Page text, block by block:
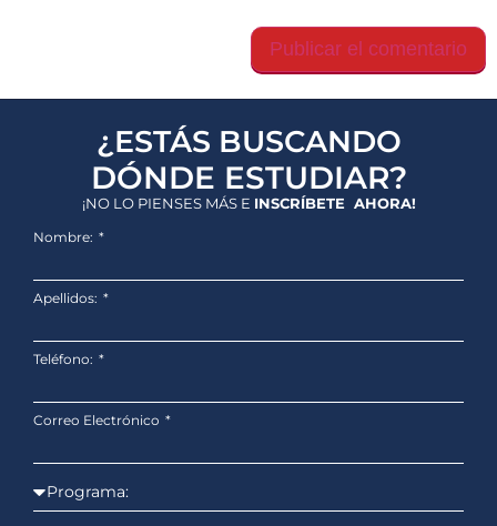
¿ESTÁS BUSCANDO
DÓNDE ESTUDIAR?
¡NO LO PIENSES MÁS E INSCRÍBETE AHORA!
Nombre:
Apellidos:
Teléfono:
Correo Electrónico